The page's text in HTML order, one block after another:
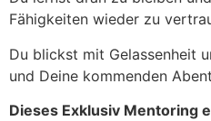
Fähigkeiten wieder zu
Du blickst mit Gelassenheit
und Deine kommenden
Dieses Exklusiv Mentoring